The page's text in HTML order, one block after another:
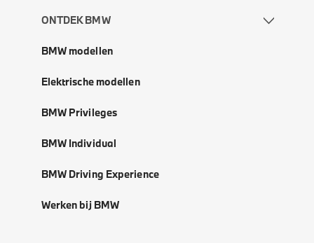
ONTDEK BMW
BMW modellen
Elektrische modellen
BMW Privileges
BMW Individual
BMW Driving Experience
Werken bij BMW